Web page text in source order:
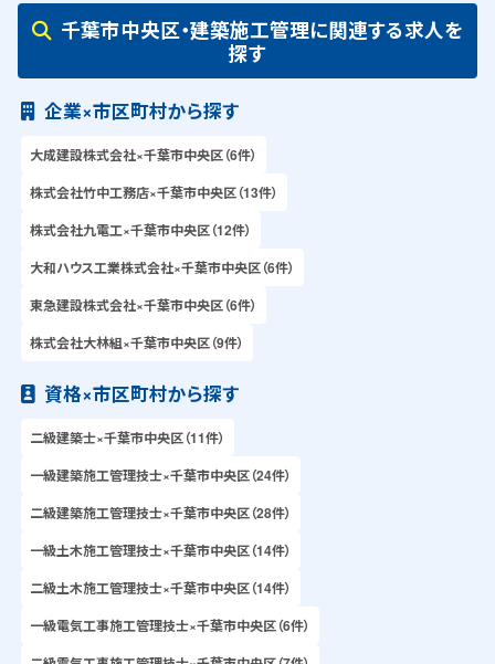
千葉市中央区・建築施工管理に関連する求人を
探す
企業×市区町村から探す
大成建設株式会社×千葉市中央区（6件）
株式会社竹中工務店×千葉市中央区（13件）
株式会社九電工×千葉市中央区（12件）
大和ハウス工業株式会社×千葉市中央区（6件）
東急建設株式会社×千葉市中央区（6件）
株式会社大林組×千葉市中央区（9件）
資格×市区町村から探す
二級建築士×千葉市中央区（11件）
一級建築施工管理技士×千葉市中央区（24件）
二級建築施工管理技士×千葉市中央区（28件）
一級土木施工管理技士×千葉市中央区（14件）
二級土木施工管理技士×千葉市中央区（14件）
一級電気工事施工管理技士×千葉市中央区（6件）